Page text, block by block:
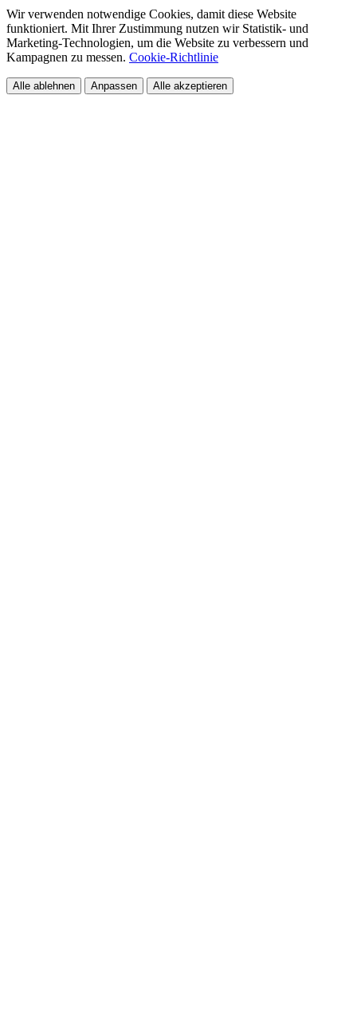
Wir verwenden notwendige Cookies, damit diese Website
funktioniert. Mit Ihrer Zustimmung nutzen wir Statistik- und
Marketing-Technologien, um die Website zu verbessern und
Kampagnen zu messen. Cookie-Richtlinie
Alle ablehnen Anpassen Alle akzeptieren